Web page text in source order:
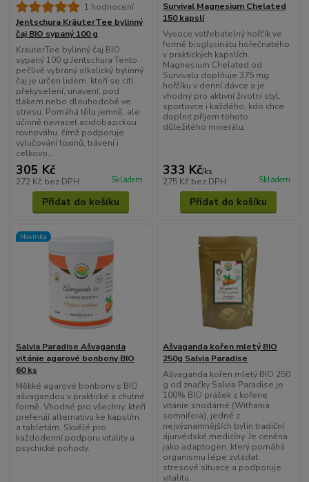
1 hodnocení
Jentschura KräuterTee bylinný
čaj BIO sypaný 100 g
KräuterTee bylinný čaj BIO
sypaný 100 g Jentschura Tento
pečlivě vybraný alkalický bylinný
čaj je určen lidem, kteří se cítí
překyselení, unavení, pod
tlakem nebo dlouhodobě ve
stresu. Pomáhá tělu jemně, ale
účinně navracet acidobazickou
rovnováhu, čímž podporuje
vylučování toxinů, trávení i
celkovo...
305 Kč
272 Kč bez DPH Skladem
Přidat do košíku
Survival Magnesium Chelated
150 kapslí
Vysoce vstřebatelný hořčík ve
formě bisglycinátu hořečnatého
v praktických kapslích.
Magnesium Chelated od
Survivalu doplňuje 375 mg
hořčíku v denní dávce a je
vhodný pro aktivní životní styl,
sportovce i každého, kdo chce
doplnit příjem tohoto
důležitého minerálu.
333 Kč/ks
275 Kč bez DPH Skladem
Přidat do košíku
Novinka
Salvia Paradise Ašvaganda
vitánie agarové bonbony BIO
60 ks
Měkké agarové bonbony s BIO
ašvagandou v praktické a chutné
formě. Vhodné pro všechny, kteří
preferují alternativu ke kapslím
a tabletám. Skvělé pro
každodenní podporu vitality a
psychické pohody.
Ašvaganda kořen mletý BIO
250g Salvia Paradise
Ašvaganda kořen mletý BIO 250
g od značky Salvia Paradise je
100% BIO prášek z kořene
vitánie snodárné (Withania
somnifera), jedné z
nejvýznamnějších bylin tradiční
ájurvédské medicíny. Je ceněna
jako adaptogen, který pomáhá
organismu lépe zvládat
stresové situace a podporuje
vitalitu.